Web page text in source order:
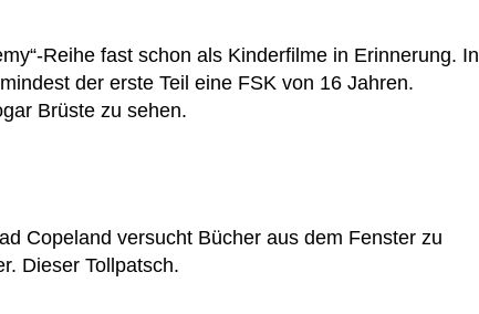
Reihe fast schon als Kinderfilme in Erinnerung. In
der erste Teil eine FSK von 16 Jahren.
Brüste zu sehen.
Copeland versucht Bücher aus dem Fenster zu
Dieser Tollpatsch.